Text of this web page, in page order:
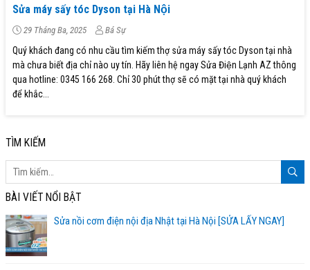
Sửa máy sấy tóc Dyson tại Hà Nội
29 Tháng Ba, 2025 Bá Sự
Quý khách đang có nhu cầu tìm kiếm thợ sửa máy sấy tóc Dyson tại nhà
mà chưa biết địa chỉ nào uy tín. Hãy liên hệ ngay Sửa Điện Lạnh AZ thông
qua hotline: 0345 166 268. Chỉ 30 phút thợ sẽ có mặt tại nhà quý khách
để khắc...
TÌM KIẾM
BÀI VIẾT NỔI BẬT
Sửa nồi cơm điện nội địa Nhật tại Hà Nội [SỬA LẤY NGAY]